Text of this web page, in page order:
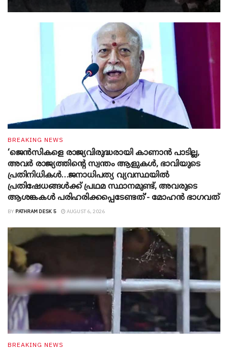
BREAKING NEWS
‘ജെൻസികളെ രാജ്യവിരുദ്ധരായി കാണാൻ പാടില്ല,
അവർ രാജ്യത്തിന്റെ സ്വന്തം ആളുകൾ, ഭാവിയുടെ
പ്രതിനിധികൾ…ജനാധിപത്യ വ്യവസ്ഥയിൽ
പ്രതിഷേധങ്ങൾക്ക് പ്രഥമ സ്ഥാനമുണ്ട്, അവരുടെ
ആശങ്കകൾ പരിഹരിക്കപ്പെടേണ്ടത്’- മോഹൻ ഭാ​ഗവത്
BY PATHRAM DESK 5 AUGUST 6, 2026
BREAKING NEWS